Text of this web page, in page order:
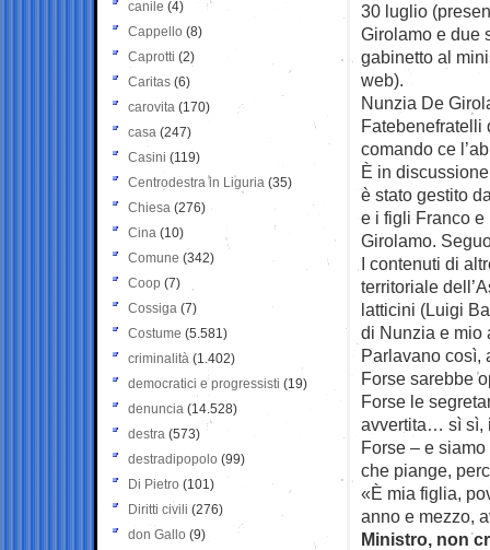
30 luglio
Girolamo e due
gabinetto al
web).
Nunzia De
Fatebenefratelli
comando ce
È in
è stato gestito
e i figli Franco
Girolamo.
I contenuti di
territoriale
latticini (Luigi
di Nunzia e mio
Parlavano così,
Forse sarebbe
Forse le
avvertita… sì sì,
Forse – e
che piange,
«È mia figlia,
anno e mezzo,
Ministro, non
canile (4)
Cappello (8)
Caprotti (2)
Caritas (6)
carovita (170)
casa (247)
Casini (119)
Centrodestra in Liguria (35)
Chiesa (276)
Cina (10)
Comune (342)
Coop (7)
Cossiga (7)
Costume (5.581)
criminalità (1.402)
democratici e progressisti (19)
denuncia (14.528)
destra (573)
destradipopolo (99)
Di Pietro (101)
Diritti civili (276)
don Gallo (9)